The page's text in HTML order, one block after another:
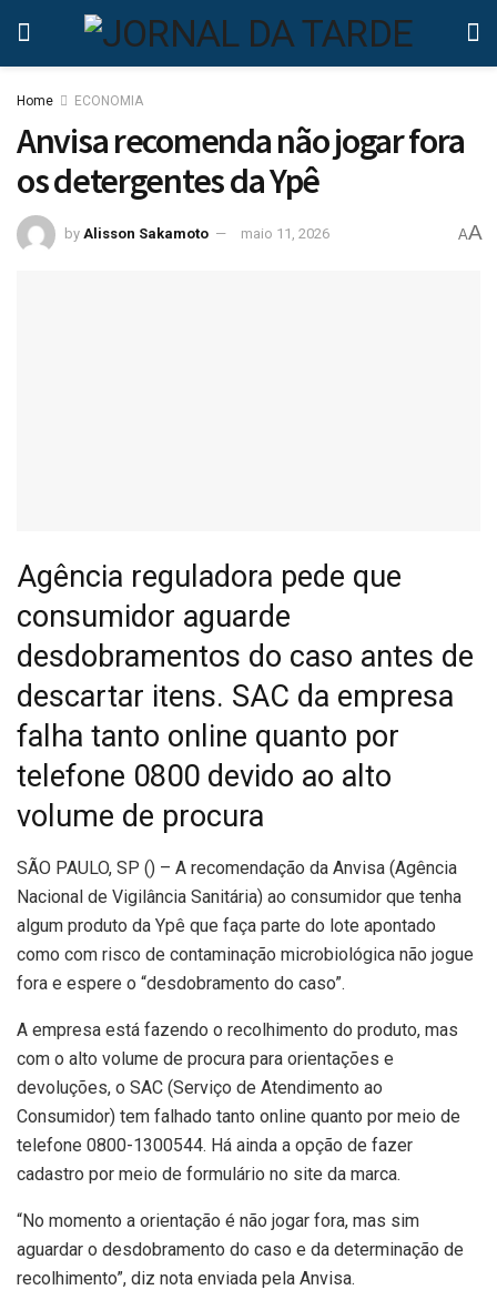
Home ECONOMIA
Anvisa recomenda não jogar fora
os detergentes da Ypê
by Alisson Sakamoto maio 11, 2026 AA
Agência reguladora pede que
consumidor aguarde
desdobramentos do caso antes de
descartar itens. SAC da empresa
falha tanto online quanto por
telefone 0800 devido ao alto
volume de procura
SÃO PAULO, SP () – A recomendação da Anvisa (Agência
Nacional de Vigilância Sanitária) ao consumidor que tenha
algum produto da Ypê que faça parte do lote apontado
como com risco de contaminação microbiológica não jogue
fora e espere o “desdobramento do caso”.
A empresa está fazendo o recolhimento do produto, mas
com o alto volume de procura para orientações e
devoluções, o SAC (Serviço de Atendimento ao
Consumidor) tem falhado tanto online quanto por meio de
telefone 0800-1300544. Há ainda a opção de fazer
cadastro por meio de formulário no site da marca.
“No momento a orientação é não jogar fora, mas sim
aguardar o desdobramento do caso e da determinação de
recolhimento”, diz nota enviada pela Anvisa.